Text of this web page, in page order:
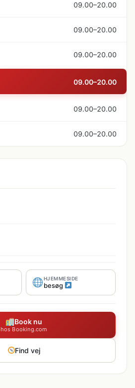
09.00–20.00
09.00–20.00
09.00–20.00
09.00–20.00
09.00–20.00
09.00–20.00
HJEMMESIDE
besøg
Book nu
hos Booking.com
Find vej